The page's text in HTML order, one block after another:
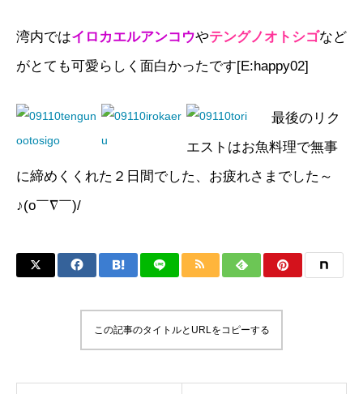
湾内ではイロカエルアンコウやテングノオトシゴなど
がとても可愛らしく面白かったです[E:happy02]
最後のリク
エストはお魚料理で無事
に締めくくれた２日間でした、お疲れさまでした～
♪(o￣∇￣)/
この記事のタイトルとURLをコピーする